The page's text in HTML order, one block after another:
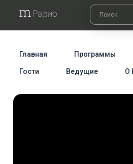
Главная Программы
Гости Ведущие О